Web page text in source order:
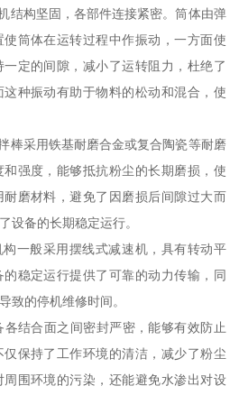
构坚固，各部件连接紧密。筒体由弹
筒体在运转过程中作振动，一方面使
定的间隙，减小了运转阻力，杜绝了
种振动有助于物料的松动和混合，使
采用铁基耐磨合金或复合陶瓷等耐磨
强度，能够抵抗粉尘的长期磨损，使
磨材料，避免了因磨损后间隙过大而
设备的长期稳定运行。
一般采用摆线式减速机，具有转动平
稳定运行提供了可靠的动力传输，同
致的停机维修时间。
结合面之间密封严密，能够有效防止
保持了工作环境的清洁，减少了粉尘
围环境的污染，还能避免水渗出对设